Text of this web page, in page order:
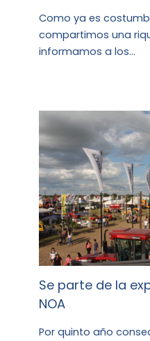
Como ya es
compartimos una
informamos a los…
Se parte de la
NOA
Por quinto año